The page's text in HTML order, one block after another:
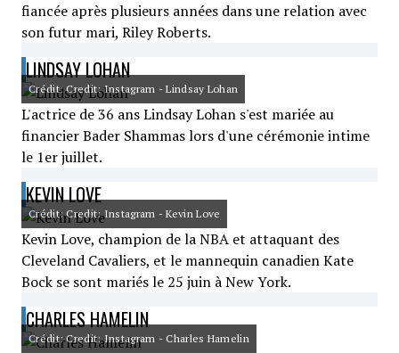
fiancée après plusieurs années dans une relation avec
son futur mari, Riley Roberts.
LINDSAY LOHAN
Crédit: Credit: Instagram - Lindsay Lohan
L'actrice de 36 ans Lindsay Lohan s'est mariée au
financier Bader Shammas lors d'une cérémonie intime
le 1er juillet.
KEVIN LOVE
Crédit: Credit: Instagram - Kevin Love
Kevin Love, champion de la NBA et attaquant des
Cleveland Cavaliers, et le mannequin canadien Kate
Bock se sont mariés le 25 juin à New York.
CHARLES HAMELIN
Crédit: Credit: Instagram - Charles Hamelin